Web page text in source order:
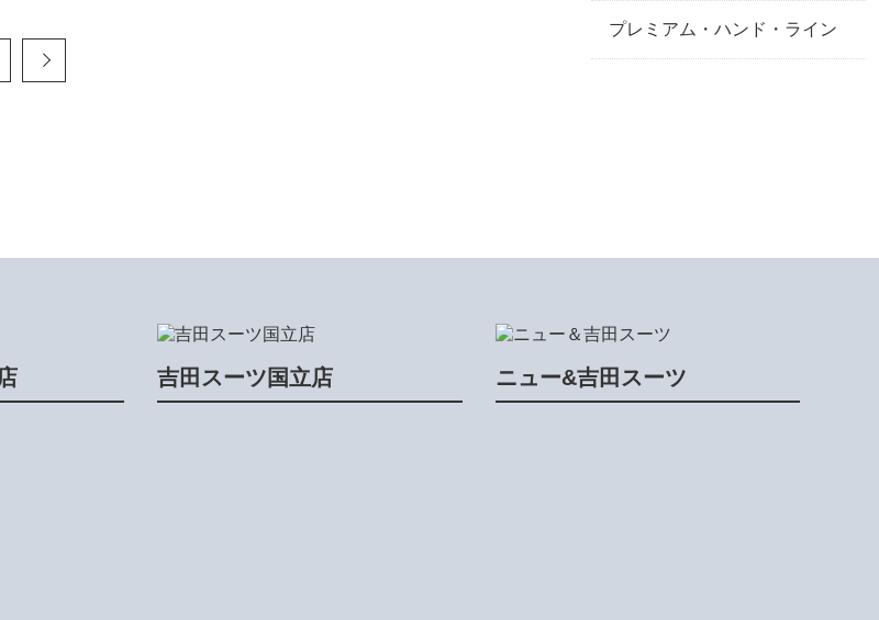
プレミアム・ハンド・ライン
吉田スーツ国立店 ニュー&吉田スーツ